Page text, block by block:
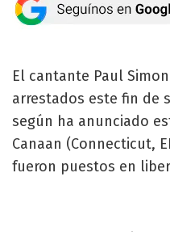
El cantante Paul
arrestados este fin de
según ha anunciado
Canaan (Connecticut,
fueron puestos en